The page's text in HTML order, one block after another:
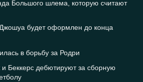
Большого шлема, которую считают
будет оформлен до конца
в борьбу за Родри
и Беккерс дебютируют за сборную